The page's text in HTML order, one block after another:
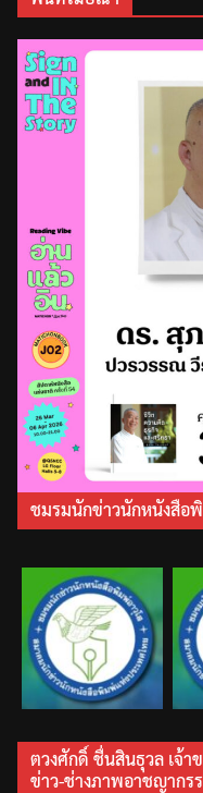
ชมรมนักข่าวนักหนังสือ
ตวงศักดิ์ ชื่นสินธุวล เจ้า
ข่าว-ช่างภาพอาชญากร